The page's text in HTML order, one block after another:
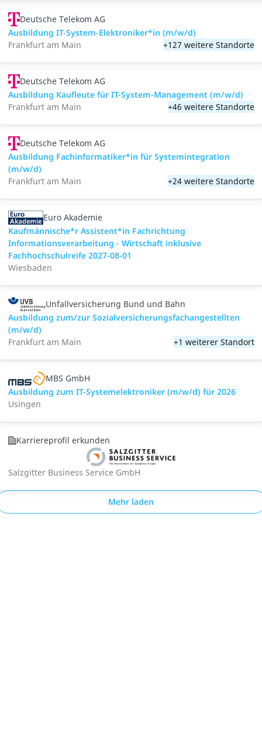
Deutsche Telekom AG
Ausbildung IT-System-Elektroniker*in (m/w/d)
Frankfurt am Main
+127 weitere Standorte
Deutsche Telekom AG
Ausbildung Kaufleute für IT-System-Management (m/w/d)
Frankfurt am Main
+46 weitere Standorte
Deutsche Telekom AG
Ausbildung Fachinformatiker*in für Systemintegration
(m/w/d)
Frankfurt am Main
+24 weitere Standorte
Euro Akademie
Kaufmännische*r Assistent*in Fachrichtung
Informationsverarbeitung - Wirtschaft inklusive
Fachhochschulreife 2027-08-01
Wiesbaden
Unfallversicherung Bund und Bahn
Ausbildung zum/zur Sozialversicherungsfachangestellten
(m/w/d)
Frankfurt am Main
+1 weiterer Standort
MBS GmbH
Ausbildung zum IT-Systemelektroniker (m/w/d) für 2026
Usingen
Karriereprofil erkunden
Salzgitter Business Service GmbH
Mehr laden